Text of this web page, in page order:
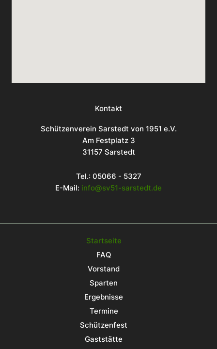
Kontakt
Schützenverein Sarstedt von 1951 e.V.
Am Festplatz 3
31157 Sarstedt
Tel.: 05066 - 5327
E-Mail: info@sv51-sarstedt.de
Startseite
FAQ
Vorstand
Sparten
Ergebnisse
Termine
Schützenfest
Gaststätte